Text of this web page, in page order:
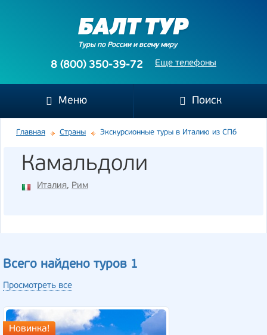
Туры по России и всему миру
Еще телефоны
8 (800) 350-39-72
Меню Поиск
Главная Страны Экскурсионные туры в Италию из СПб
Камальдоли
Италия, Рим
Всего найдено туров 1
Просмотреть все
Новинка!